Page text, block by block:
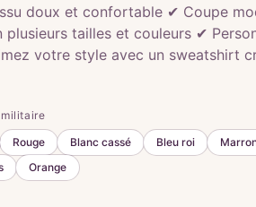
doux et confortable ✔ Coupe
plusieurs tailles et couleurs ✔
votre style avec un sweatshirt
Rouge Blanc cassé Bleu roi
Orange